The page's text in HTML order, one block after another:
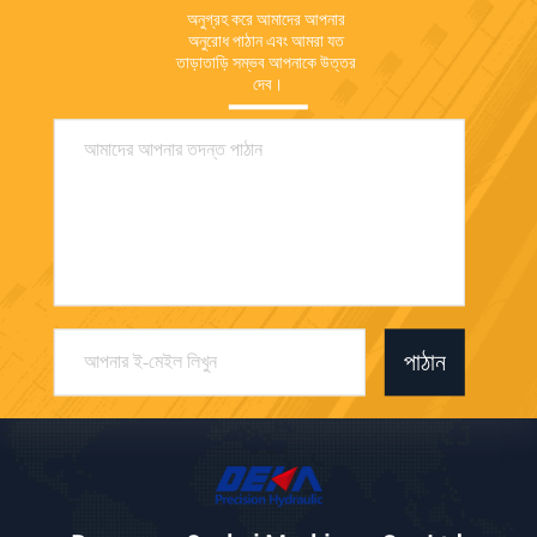
অনুগ্রহ করে আমাদের আপনার
অনুরোধ পাঠান এবং আমরা যত
তাড়াতাড়ি সম্ভব আপনাকে উত্তর
দেব।
পাঠান